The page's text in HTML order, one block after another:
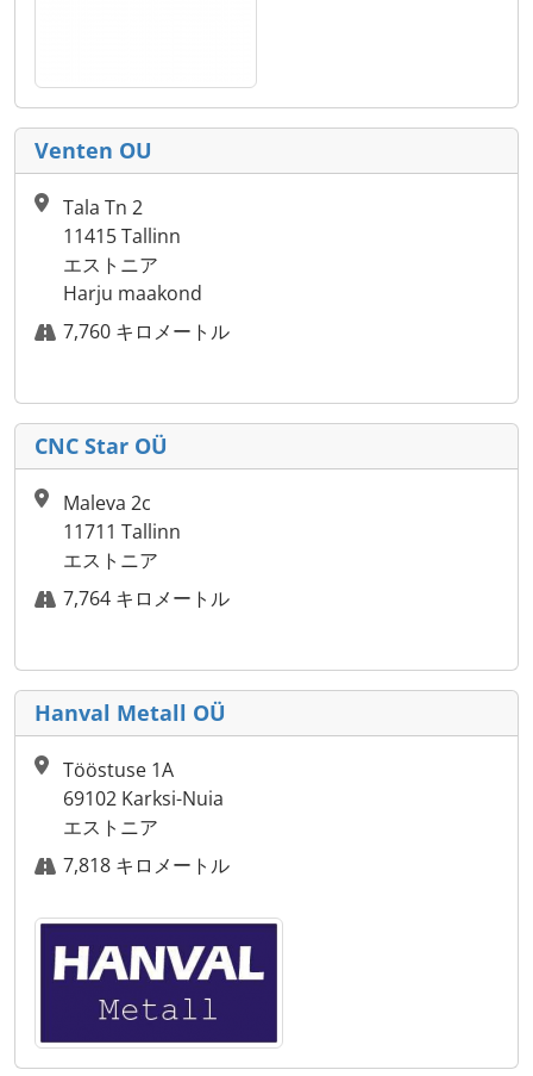
Venten OU
Tala Tn 2
11415 Tallinn
エストニア
Harju maakond
7,760 キロメートル
CNC Star OÜ
Maleva 2c
11711 Tallinn
エストニア
7,764 キロメートル
Hanval Metall OÜ
Tööstuse 1A
69102 Karksi-Nuia
エストニア
7,818 キロメートル